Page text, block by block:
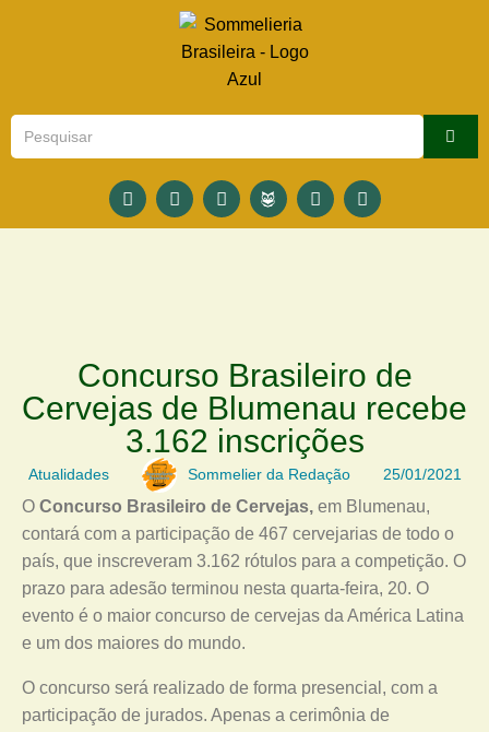
Concurso Brasileiro de
Cervejas de Blumenau recebe
3.162 inscrições
Atualidades Sommelier da Redação 25/01/2021
O Concurso Brasileiro de Cervejas, em Blumenau,
contará com a participação de 467 cervejarias de todo o
país, que inscreveram 3.162 rótulos para a competição. O
prazo para adesão terminou nesta quarta-feira, 20. O
evento é o maior concurso de cervejas da América Latina
e um dos maiores do mundo.
O concurso será realizado de forma presencial, com a
participação de jurados. Apenas a cerimônia de